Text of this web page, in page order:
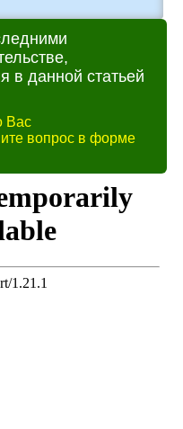
в данной статьей
Вас
вопрос в форме